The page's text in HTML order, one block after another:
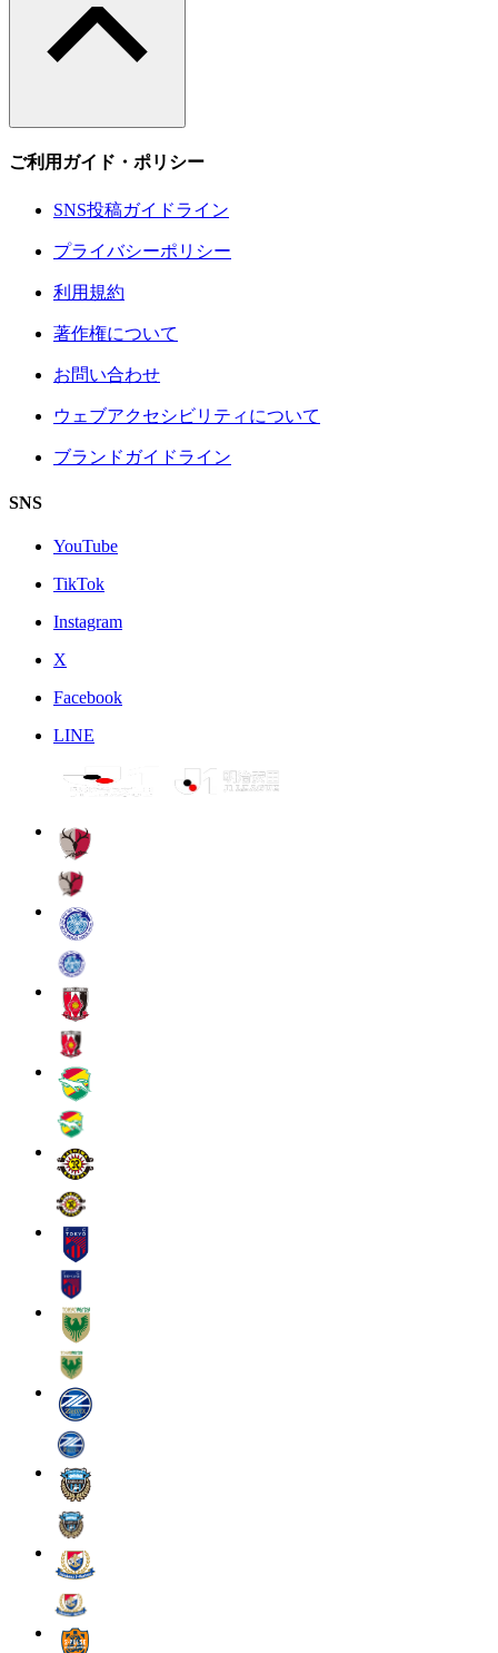
ご利用ガイド・ポリシー
SNS投稿ガイドライン
プライバシーポリシー
利用規約
著作権について
お問い合わせ
ウェブアクセシビリティについて
ブランドガイドライン
SNS
YouTube
TikTok
Instagram
X
Facebook
LINE